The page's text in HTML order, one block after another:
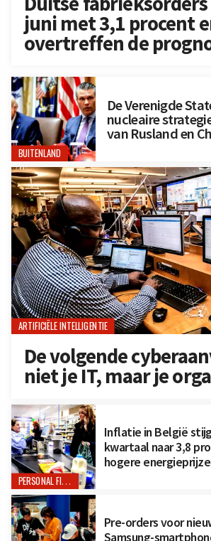
juni met 3,1 procent
overtreffen de
BUITENLAND
De Verenigde
nucleaire
van Rusland en
ARTIFICIËLE INTELLIGENTIE
De volgende
niet je IT, maar je
PERSONAL FINANCE
Inflatie in België
kwartaal naar 3,8
hogere
Pre-orders voor
Samsung-